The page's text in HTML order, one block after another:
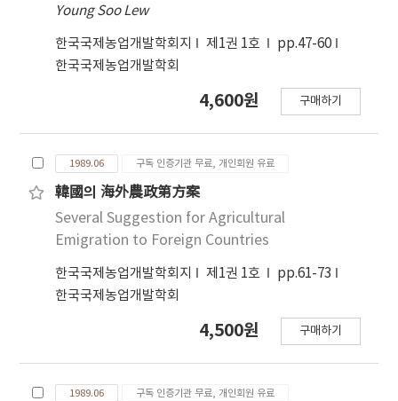
Young Soo Lew
한국국제농업개발학회지 제1권 1호
pp.47-60
한국국제농업개발학회
4,600원 구매하기
1989.06 구독 인증기관 무료, 개인회원 유료
韓國의 海外農政第方案
Several Suggestion for Agricultural
Emigration to Foreign Countries
한국국제농업개발학회지 제1권 1호
pp.61-73
한국국제농업개발학회
4,500원 구매하기
1989.06 구독 인증기관 무료, 개인회원 유료